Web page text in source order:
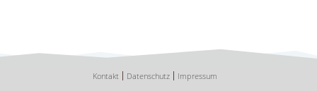
Kontakt Datenschutz Impressum